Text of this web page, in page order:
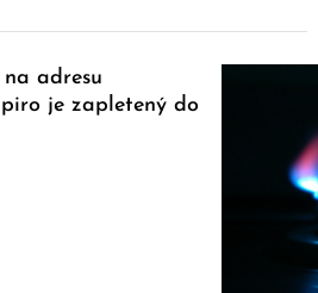
adresu
je zapletený do